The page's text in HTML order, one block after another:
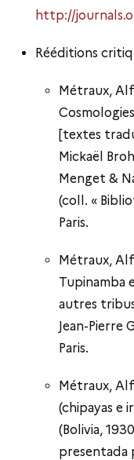
http://
Rééditions
Métraux,
[textes
Mickaël
Menget &
(coll. «
Paris.
Métraux,
Tupinamba
autres
Jean-Pierre
Paris.
Métraux,
(chipayas e
(Bolivia,
presentada